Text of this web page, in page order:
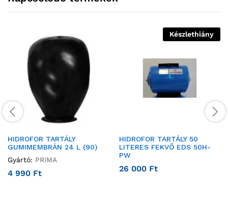
HIDROFOR TARTÁLY
GUMIMEMBRÁN 24 L (90)
Gyártó: PRIMA
4 990 Ft
Készlethiány
HIDROFOR TARTÁLY 50
LITERES FEKVŐ EDS 50H-
PW
26 000 Ft